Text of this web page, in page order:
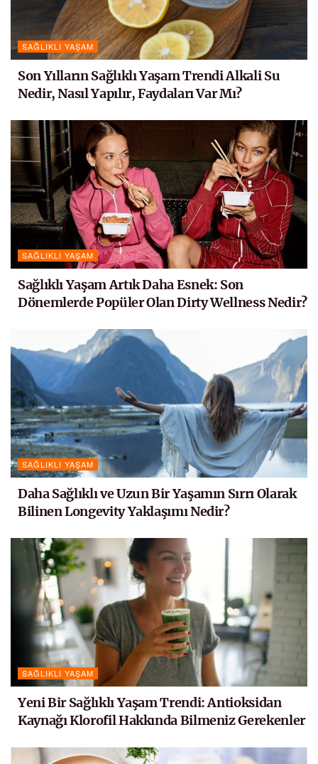
SAĞLIKLI YAŞAM
Son Yılların Sağlıklı Yaşam Trendi Alkali Su
Nedir, Nasıl Yapılır, Faydaları Var Mı?
SAĞLIKLI YAŞAM
Sağlıklı Yaşam Artık Daha Esnek: Son
Dönemlerde Popüler Olan Dirty Wellness Nedir?
SAĞLIKLI YAŞAM
Daha Sağlıklı ve Uzun Bir Yaşamın Sırrı Olarak
Bilinen Longevity Yaklaşımı Nedir?
SAĞLIKLI YAŞAM
Yeni Bir Sağlıklı Yaşam Trendi: Antioksidan
Kaynağı Klorofil Hakkında Bilmeniz Gerekenler